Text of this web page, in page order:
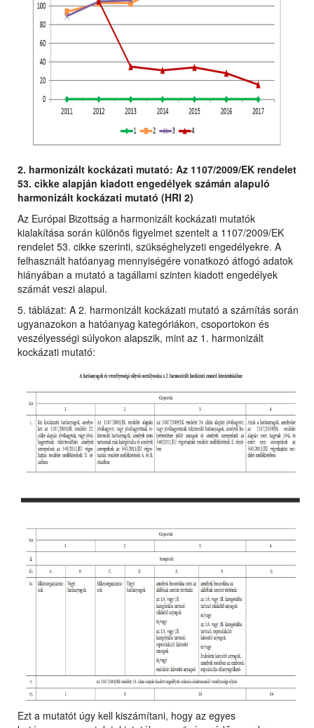
2. harmonizált kockázati mutató: Az 1107/2009/EK rendelet
53. cikke alapján kiadott engedélyek számán alapuló
harmonizált kockázati mutató (HRI 2)
Az Európai Bizottság a harmonizált kockázati mutatók
kialakítása során különös figyelmet szentelt a 1107/2009/EK
rendelet 53. cikke szerinti, szükséghelyzeti engedélyekre. A
felhasznált hatóanyag mennyiségére vonatkozó átfogó adatok
hiányában a mutató a tagállami szinten kiadott engedélyek
számát veszi alapul.
5. táblázat: A 2. harmonizált kockázati mutató a számítás során
ugyanazokon a hatóanyag kategóriákon, csoportokon és
veszélyességi súlyokon alapszik, mint az 1. harmonizált
kockázati mutató:
Ezt a mutatót úgy kell kiszámítani, hogy az egyes